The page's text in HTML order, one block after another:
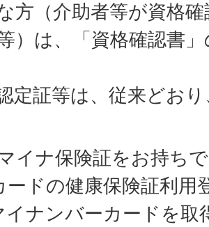
方（介助者等が資格
）は、「資格確認書
定証等は、従来どお
マイナ保険証をお持ち
ードの健康保険証利用
イナンバーカードを取